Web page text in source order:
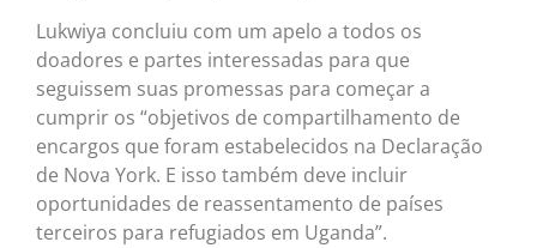
Lukwiya concluiu com um apelo a todos os
doadores e partes interessadas para que
seguissem suas promessas para começar a
cumprir os “objetivos de compartilhamento de
encargos que foram estabelecidos na Declaração
de Nova York. E isso também deve incluir
oportunidades de reassentamento de países
terceiros para refugiados em Uganda”.